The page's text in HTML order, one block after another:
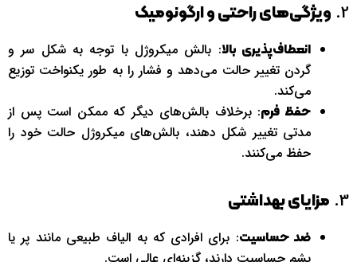
2. ویژگی‌های راحتی و ارگونومیک
انعطاف‌پذیری بالا: بالش میکروژل با توجه به شکل سر و
گردن تغییر حالت می‌دهد و فشار را به طور یکنواخت توزیع
می‌کند.
حفظ فرم: برخلاف بالش‌های دیگر که ممکن است پس از
مدتی تغییر شکل دهند، بالش‌های میکروژل حالت خود را
حفظ می‌کنند.
3. مزایای بهداشتی
ضد حساسیت: برای افرادی که به الیاف طبیعی مانند پر یا